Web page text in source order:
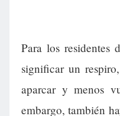
Para los residentes
significar un
aparcar y menos
embargo, también